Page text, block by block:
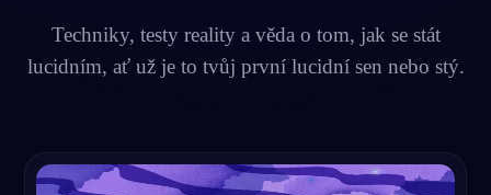
NL Nederlands SV Svenska
Norsk FI Suomi
Význam snů
Rozlušti, co tvé sny znamenají
Techniky, testy reality a věda o tom, jak se stát
lucidním, ať už je to tvůj první lucidní sen nebo stý.